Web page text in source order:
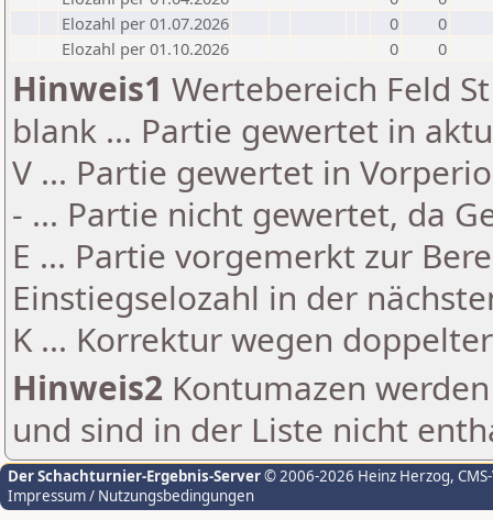
Elozahl per 01.07.2026
0
0
Elozahl per 01.10.2026
0 0
Hinweis1 Wertebereich Feld
blank ... Partie gewertet in
V ... Partie gewertet in
- ... Partie nicht gewertet, da
E ... Partie vorgemerkt zur
Einstiegselozahl in der
K ... Korrektur wegen
Hinweis2 Kontumazen
und sind in der Liste nicht
Der Schachturnier-Ergebnis-Server© 2006-2026 Heinz Herzog,
Impressum / Nutzungsbedingungen